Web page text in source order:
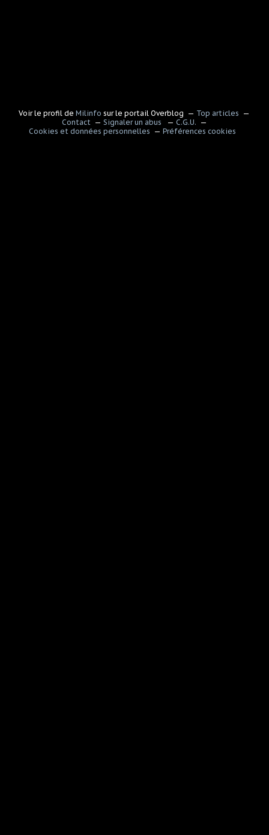
Voir le profil deMilinfo sur le portail Overblog
Top articles
Contact
Signaler un abus
C.G.U.
Cookies et données personnelles
Préférences cookies